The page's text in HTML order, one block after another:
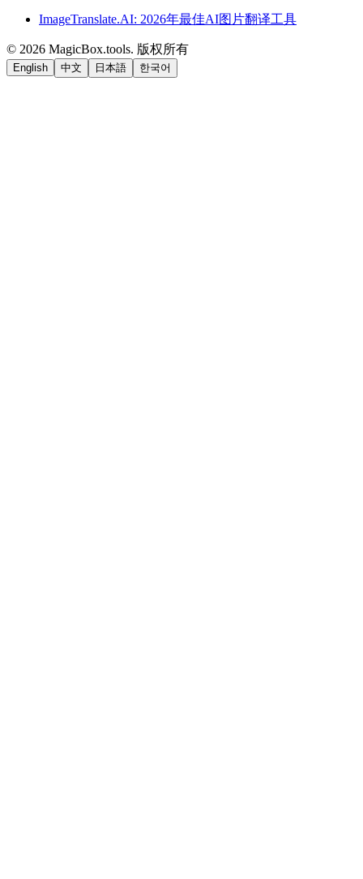
ImageTranslate.AI: 2026年最佳AI图片翻译工具
© 2026 MagicBox.tools. 版权所有
English 中文 日本語 한국어